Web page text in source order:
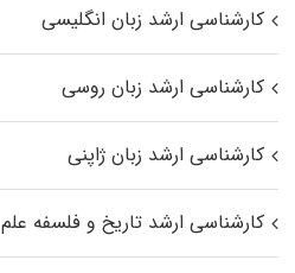
کارشناسی ارشد زبان انگلیسی
کارشناسی ارشد زبان روسی
کارشناسی ارشد زبان ژاپنی
کارشناسی ارشد تاریخ و فلسفه علم